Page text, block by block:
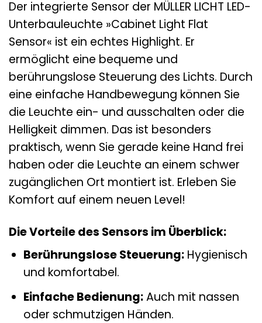
Der integrierte Sensor der MÜLLER LICHT LED-
Unterbauleuchte »Cabinet Light Flat
Sensor« ist ein echtes Highlight. Er
ermöglicht eine bequeme und
berührungslose Steuerung des Lichts. Durch
eine einfache Handbewegung können Sie
die Leuchte ein- und ausschalten oder die
Helligkeit dimmen. Das ist besonders
praktisch, wenn Sie gerade keine Hand frei
haben oder die Leuchte an einem schwer
zugänglichen Ort montiert ist. Erleben Sie
Komfort auf einem neuen Level!
Die Vorteile des Sensors im Überblick:
Berührungslose Steuerung:Hygienisch
und komfortabel.
Einfache Bedienung:Auch mit nassen
oder schmutzigen Händen.